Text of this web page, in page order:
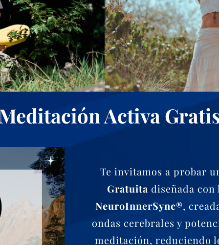
Activa
Te invitamos a probar
Gratuita diseñada
NeuroInnerSync®,
ondas cerebrales y
meditación, reduciendo